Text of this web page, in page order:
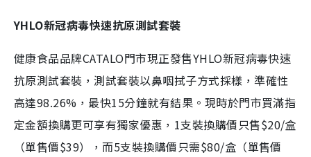
YHLO新冠病毒快速抗原測試套裝
健康食品品牌CATALO門市現正發售YHLO新冠病毒快速
抗原測試套裝，測試套裝以鼻咽拭子方式採樣，準確性
高達98.26%，最快15分鐘就有結果。現時於門市買滿指
定金額換購更可享有獨家優惠，1支裝換購價只售$20/盒
（單售價$39），而5支裝換購價只需$80/盒（單售價